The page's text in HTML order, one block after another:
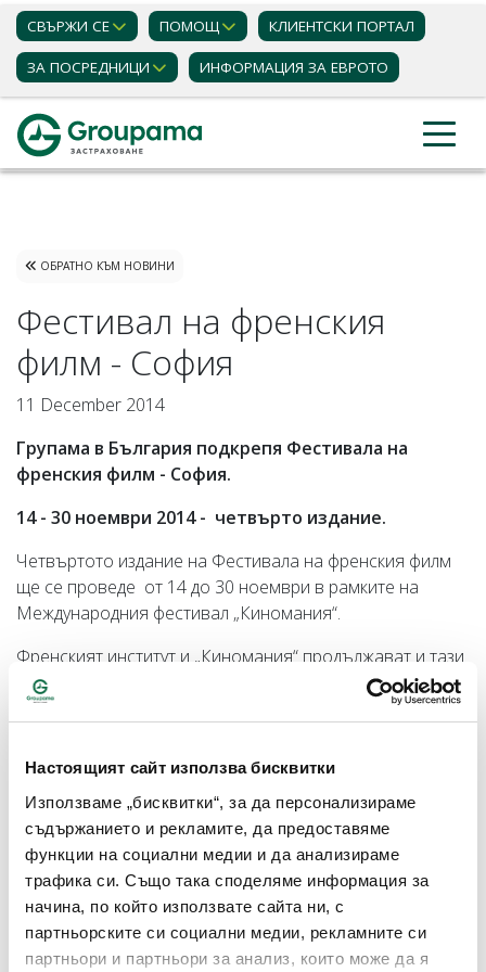
Настоящият сайт използва бисквитки
Използваме „бисквитки“, за да персонализираме
съдържанието и рекламите, да предоставяме
функции на социални медии и да анализираме
трафика си. Също така споделяме информация за
начина, по който използвате сайта ни, с
партньорските си социални медии, рекламните си
партньори и партньори за анализ, които може да я
СВЪРЖИ СЕ ПОМОЩ КЛИЕНТСКИ ПОРТАЛ
ЗА ПОСРЕДНИЦИ ИНФОРМАЦИЯ ЗА ЕВРОТО
Застраховки Актуални новини
ОБРАТНО КЪМ НОВИНИ
Фестивал на френския
филм - София
11 December 2014
Групама в България подкрепя Фестивала на
френския филм - София.
14 - 30 ноември 2014 - четвърто издание.
Четвъртото издание на Фестивала на френския филм
ще се проведе от 14 до 30 ноември в рамките на
Международния фестивал „Киномания“.
Френският институт и „Киномания“ продължават и тази
година успешното си партньорство, за да представят
на публиката десет нови френски филма, специално
Фестивалътсе реализира с подкрепата на Peugeot,
Groupama, Telus, BNP Paribas, Hilton, Avène, Schneider
Electric и TV5 monde.
Графикът на прожекциите можете да видите на сайта
на Френския институт - моля натиснететук